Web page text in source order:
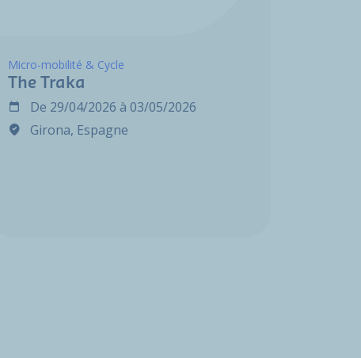
Micro-mobilité & Cycle
The Traka
De 29/04/2026 à 03/05/2026
Girona, Espagne